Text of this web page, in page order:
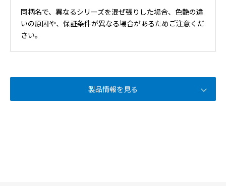
同柄名で、異なるシリーズを混ぜ張りした場合、色艶の違
いの原因や、保証条件が異なる場合があるためご注意くだ
さい。
製品情報を見る